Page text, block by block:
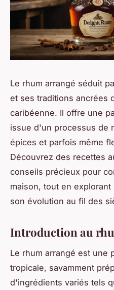
Le rhum arrangé séduit
et ses traditions ancrées
caribéenne. Il offre une
issue d'un processus de
épices et parfois même
Découvrez des recettes
conseils précieux pour
maison, tout en
son évolution au fil des
Introduction au
Le rhum arrangé est une
tropicale, savamment
d'ingrédients variés tels